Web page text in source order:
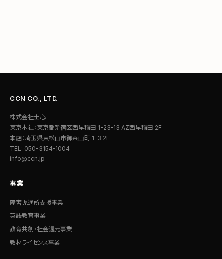
CCN CO., LTD.
株式会社士心
東京本社：東京都新宿区西早稲田 1-23-13 AZ西早稲田 2F
本店：埼玉県東松山市御茶山町 1-3 2F
TEL: 050-3154-1004
info@ccn.jp
事業
障害児通所支援事業
英語教育事業
教育共創・社会還元事業
教材ライセンス事業